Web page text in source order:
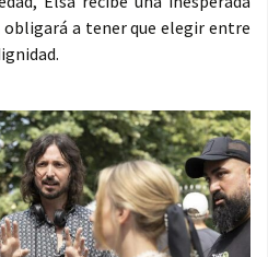
obligará a tener que elegir entre